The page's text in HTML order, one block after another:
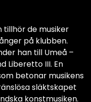
tillhör de musiker
på klubben.
han till Umeå –
Liberetto III. En
betonar musikens
släktskapet
konstmusiken.